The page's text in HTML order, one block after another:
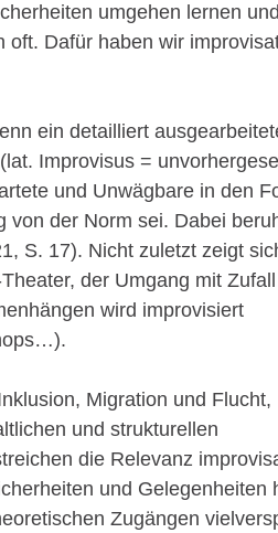
umgehen lernen
Dafür haben wir
ein detailliert
Improvisus =
und Unwägbare in den
von der Norm sei. Dabei
S. 17). Nicht zuletzt zeigt
der Umgang mit
wird improvisiert
Migration und Flucht,
und strukturellen
die Relevanz
und Gelegenheiten
Zugängen